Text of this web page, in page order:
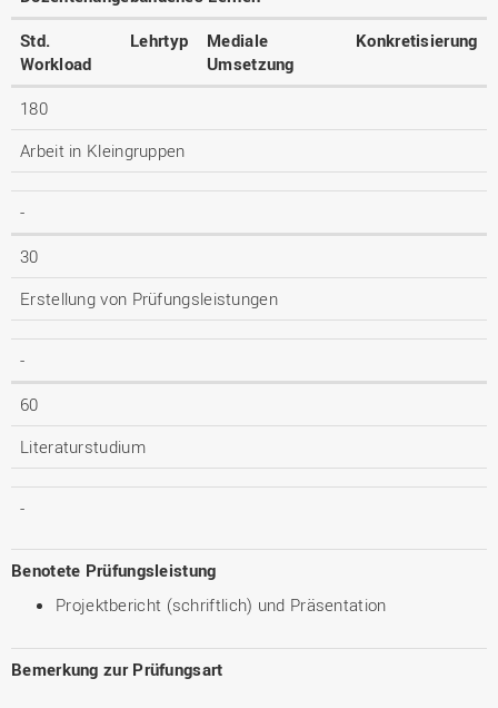
Std.
Workload
Lehrtyp
Mediale
Umsetzung
Konkretisierung
180
Arbeit in Kleingruppen
-
30
Erstellung von Prüfungsleistungen
-
60
Literaturstudium
-
Benotete Prüfungsleistung
Projektbericht (schriftlich) und Präsentation
Bemerkung zur Prüfungsart